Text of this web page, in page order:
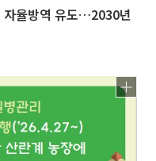
자율방역 유도…2030년